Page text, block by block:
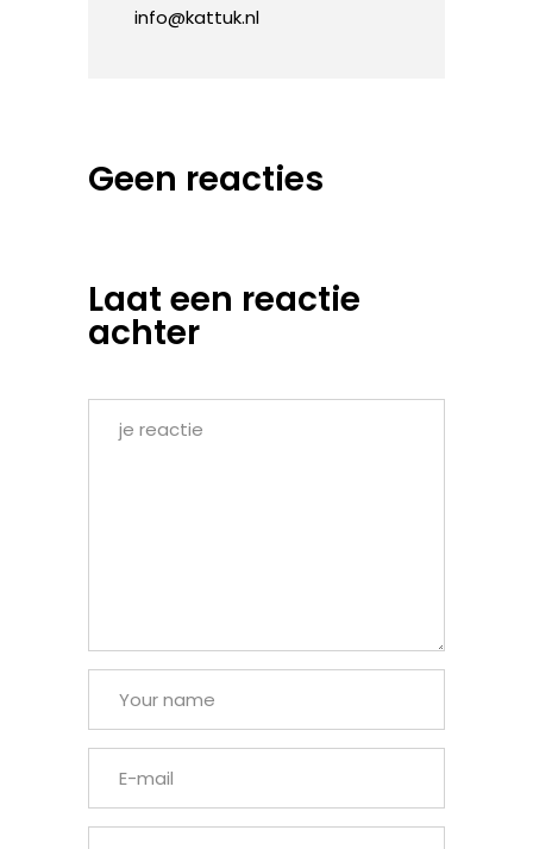
info@kattuk.nl
Geen reacties
Laat een reactie
achter